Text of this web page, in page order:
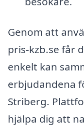
Genom att
pris-kzb.se får
enkelt kan
erbjudandena
Striberg.
hjälpa dig att